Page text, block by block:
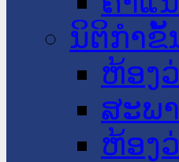
ນິຕິກໍາຂັ້
ຫ້ອງ
ສະພ
ຫ້ອງ